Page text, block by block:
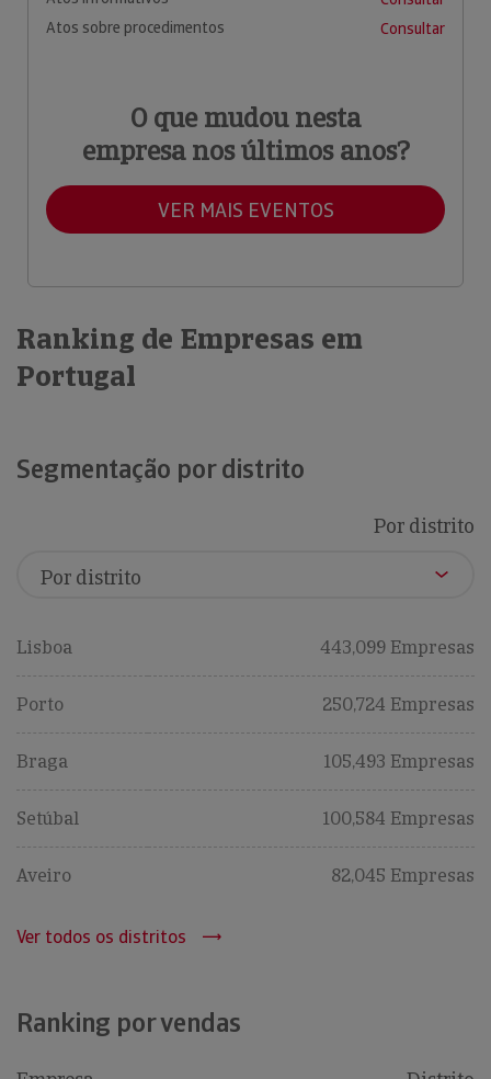
Atos sobre procedimentos
Consultar
O que mudou nesta
empresa nos últimos anos?
VER MAIS EVENTOS
Ranking de Empresas em
Portugal
Segmentação por distrito
Por distrito
Lisboa 443,099 Empresas
Porto 250,724 Empresas
Braga 105,493 Empresas
Setúbal 100,584 Empresas
Aveiro 82,045 Empresas
Ver todos os distritos
Ranking por vendas